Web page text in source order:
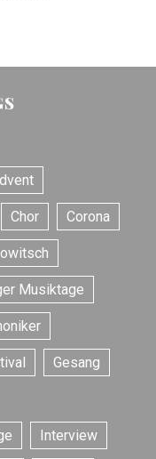
Chor Corona
Musiktage
Gesang
Interview